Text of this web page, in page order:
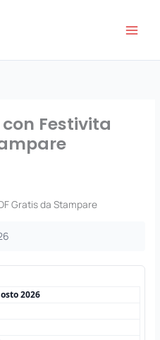
Festivita
Gratis da Stampare
2026